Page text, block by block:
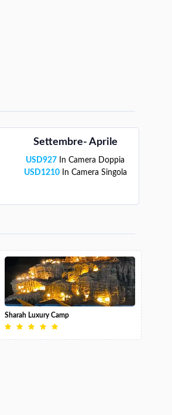
Settembre- Aprile
USD927 In Camera Doppia
USD1210In Camera Singola
Sharah Luxury Camp